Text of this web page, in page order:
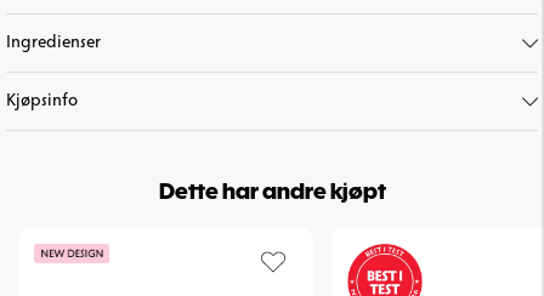
Utviklet og produsert i Frankrike av parfymespesialister med over 30
års erfaring. Med 18 % duftkonsentrasjon (Eau de Parfum) får du en
frisk åpning til en myk, varm og behagelig finish.
solbær – en klar start som gir energi. I hjertet ligger lavendel, jasmin,
friskhet og femininitet, med en moderne aromatisk edge. Når den
setter seg på huden, runder vanilje, amber og musk av med en
Ingredienser
Kjøpsinfo
Dette har andre kjøpt